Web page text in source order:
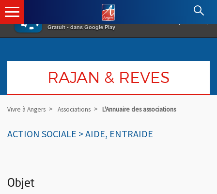
×
Gratuit - dans Google Play
Angers.fr : Retour à l'accueil
RAJAN & REVES
Vivre à Angers Associations L'Annuaire des associations
ACTION SOCIALE > AIDE, ENTRAIDE
Objet